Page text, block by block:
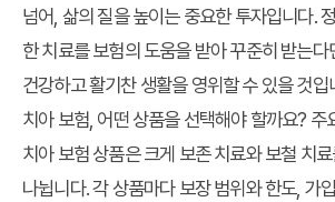
넘어, 삶의 질을 높이는 중요한 투자입니다.
한 치료를 보험의 도움을 받아 꾸준히 받는
건강하고 활기찬 생활을 영위할 수 있을 것입
치아 보험, 어떤 상품을 선택해야 할까요? 주
치아 보험 상품은 크게 보존 치료와 보철 치
나뉩니다. 각 상품마다 보장 범위와 한도, 가